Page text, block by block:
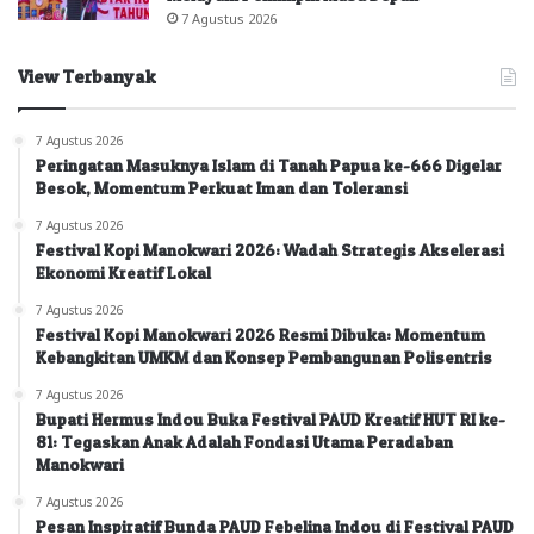
7 Agustus 2026
View Terbanyak
7 Agustus 2026
Peringatan Masuknya Islam di Tanah Papua ke-666 Digelar
Besok, Momentum Perkuat Iman dan Toleransi
7 Agustus 2026
Festival Kopi Manokwari 2026: Wadah Strategis Akselerasi
Ekonomi Kreatif Lokal
7 Agustus 2026
Festival Kopi Manokwari 2026 Resmi Dibuka: Momentum
Kebangkitan UMKM dan Konsep Pembangunan Polisentris
7 Agustus 2026
Bupati Hermus Indou Buka Festival PAUD Kreatif HUT RI ke-
81: Tegaskan Anak Adalah Fondasi Utama Peradaban
Manokwari
7 Agustus 2026
Pesan Inspiratif Bunda PAUD Febelina Indou di Festival PAUD